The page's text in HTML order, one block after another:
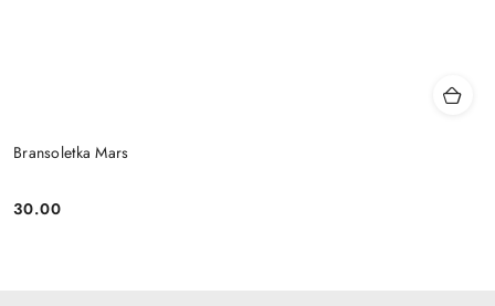
Bransoletka Mars
Cena:
30.00